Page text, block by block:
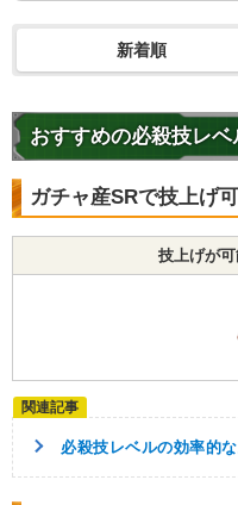
ザーボン
2.0 /10点
・
フ
【一
ナ
5.0
【発
【一
フ
ナ
宇
新着順
おすすめの必殺技レ
ガチャ産SRで技上げ
技上げが
必殺技レベルの効率的